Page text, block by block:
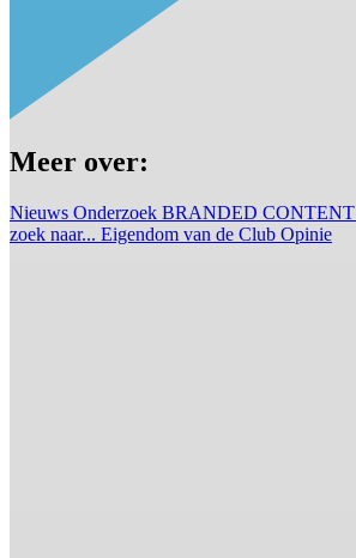
Meer over:
Nieuws Onderzoek BRANDED CONTENT
zoek naar... Eigendom van de Club Opinie